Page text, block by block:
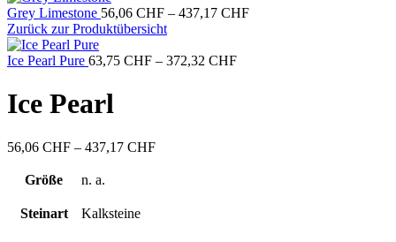
Grey Limestone 56,06 CHF – 437,17 CHFPreisspanne:
Zurück zur Produktübersicht
Ice Pearl Pure 63,75 CHF – 372,32 CHFPreisspanne:
Ice Pearl
56,06 CHF – 437,17 CHFPreisspanne:
Größe n. a.
Steinart Kalksteine